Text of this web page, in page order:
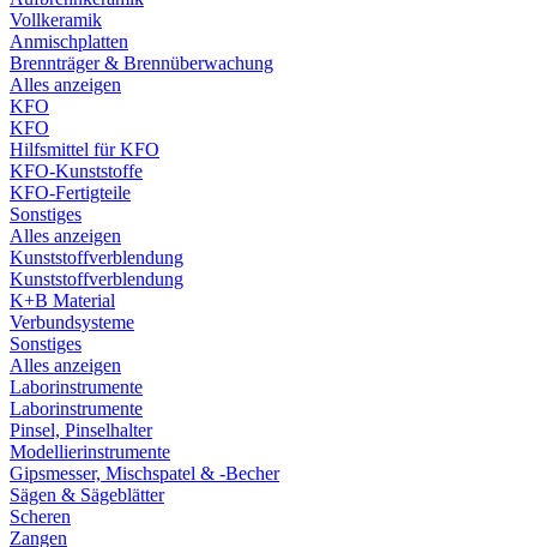
Vollkeramik
Anmischplatten
Brennträger & Brennüberwachung
Alles anzeigen
KFO
KFO
Hilfsmittel für KFO
KFO-Kunststoffe
KFO-Fertigteile
Sonstiges
Alles anzeigen
Kunststoffverblendung
Kunststoffverblendung
K+B Material
Verbundsysteme
Sonstiges
Alles anzeigen
Laborinstrumente
Laborinstrumente
Pinsel, Pinselhalter
Modellierinstrumente
Gipsmesser, Mischspatel & -Becher
Sägen & Sägeblätter
Scheren
Zangen